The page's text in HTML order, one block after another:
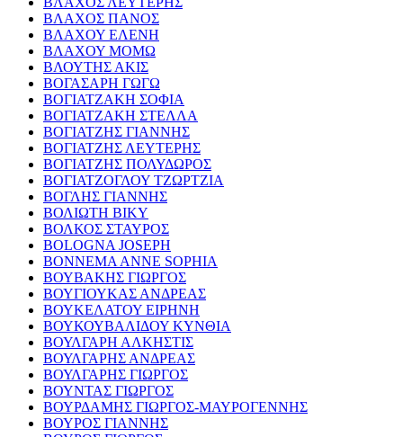
ΒΛΑΧΟΣ ΠΑΝΟΣ
ΒΛΑΧΟΥ ΕΛΕΝΗ
ΒΛΑΧΟΥ ΜΟΜΩ
ΒΛΟΥΤΗΣ ΑΚΙΣ
ΒΟΓΑΣΑΡΗ ΓΩΓΩ
ΒΟΓΙΑΤΖΑΚΗ ΣΟΦΙΑ
ΒΟΓΙΑΤΖΑΚΗ ΣΤΕΛΛΑ
ΒΟΓΙΑΤΖΗΣ ΓΙΑΝΝΗΣ
ΒΟΓΙΑΤΖΗΣ ΛΕΥΤΕΡΗΣ
ΒΟΓΙΑΤΖΗΣ ΠΟΛΥΔΩΡΟΣ
ΒΟΓΙΑΤΖΟΓΛΟΥ ΤΖΩΡΤΖΙΑ
ΒΟΓΛΗΣ ΓΙΑΝΝΗΣ
ΒΟΛΙΩΤΗ ΒΙΚΥ
ΒΟΛΚΟΣ ΣΤΑΥΡΟΣ
BOLOGNA JOSEPH
BONNEMA ANNE SOPHIA
ΒΟΥΒΑΚΗΣ ΓΙΩΡΓΟΣ
ΒΟΥΓΙΟΥΚΑΣ ΑΝΔΡΕΑΣ
ΒΟΥΚΕΛΑΤΟΥ ΕΙΡΗΝΗ
ΒΟΥΚΟΥΒΑΛΙΔΟΥ ΚΥΝΘΙΑ
ΒΟΥΛΓΑΡΗ ΑΛΚΗΣΤΙΣ
ΒΟΥΛΓΑΡΗΣ ΑΝΔΡΕΑΣ
ΒΟΥΛΓΑΡΗΣ ΓΙΩΡΓΟΣ
ΒΟΥΝΤΑΣ ΓΙΩΡΓΟΣ
ΒΟΥΡΔΑΜΗΣ ΓΙΩΡΓΟΣ-ΜΑΥΡΟΓΕΝΝΗΣ
ΒΟΥΡΟΣ ΓΙΑΝΝΗΣ